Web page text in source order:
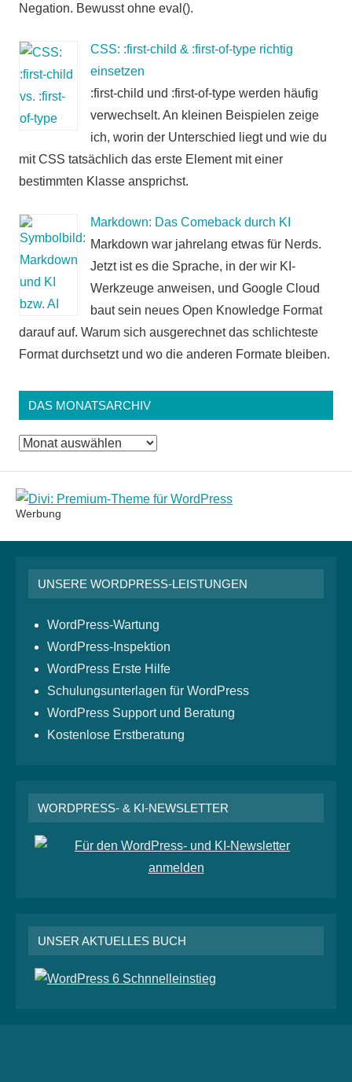
Negation. Bewusst ohne eval().
CSS: :first-child & :first-of-type richtig
einsetzen
:first-child und :first-of-type werden häufig
verwechselt. An kleinen Beispielen zeige
ich, worin der Unterschied liegt und wie du
mit CSS tatsächlich das erste Element mit einer
bestimmten Klasse ansprichst.
Markdown: Das Comeback durch KI
Markdown war jahrelang etwas für Nerds.
Jetzt ist es die Sprache, in der wir KI-
Werkzeuge anweisen, und Google Cloud
baut sein neues Open Knowledge Format
darauf auf. Warum sich ausgerechnet das schlichteste
Format durchsetzt und wo die anderen Formate bleiben.
DAS MONATSARCHIV
Das
Werbung
UNSERE WORDPRESS-LEISTUNGEN
WordPress-Wartung
WordPress-Inspektion
WordPress Erste Hilfe
Schulungsunterlagen für WordPress
WordPress Support und Beratung
Kostenlose Erstberatung
WORDPRESS- & KI-NEWSLETTER
UNSER AKTUELLES BUCH